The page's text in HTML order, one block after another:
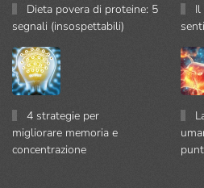
Dieta povera di proteine: 5
segnali (insospettabili)
Il
4 strategie per
migliorare memoria e
concentrazione